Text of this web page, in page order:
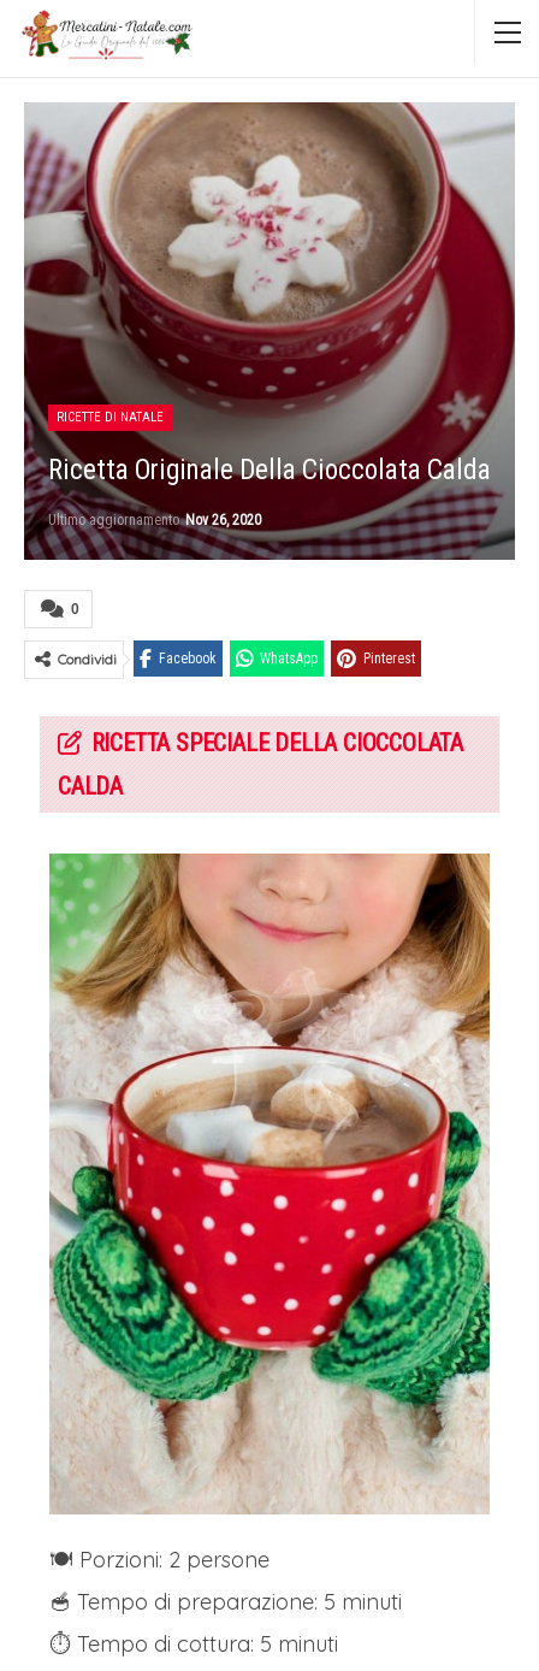
RICETTE DI NATALE
Ricetta Originale Della Cioccolata Calda
Ultimo aggiornamentoNov 26, 2020
0
Condividi Facebook WhatsApp Pinterest
RICETTA SPECIALE DELLA CIOCCOLATA
CALDA
🍽️ Porzioni: 2 persone
🥣 Tempo di preparazione: 5 minuti
⏱️ Tempo di cottura: 5 minuti